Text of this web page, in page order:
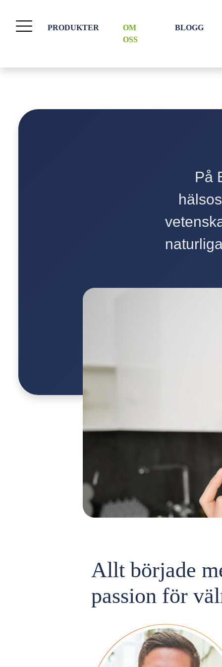
PRODUKTER
OM
OSS
BLOGG
På
Allt började
passion för